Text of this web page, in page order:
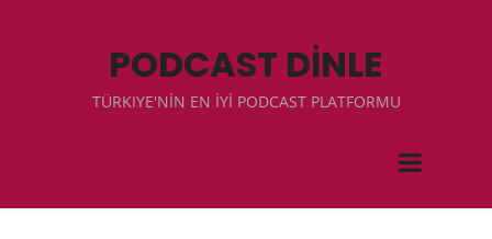
PODCAST DİNLE
TÜRKIYE'NİN EN İYİ PODCAST PLATFORMU